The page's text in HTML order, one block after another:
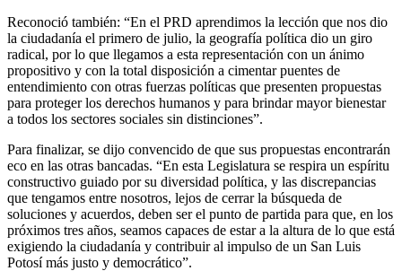
Reconoció también: “En el PRD aprendimos la lección que nos dio
la ciudadanía el primero de julio, la geografía política dio un giro
radical, por lo que llegamos a esta representación con un ánimo
propositivo y con la total disposición a cimentar puentes de
entendimiento con otras fuerzas políticas que presenten propuestas
para proteger los derechos humanos y para brindar mayor bienestar
a todos los sectores sociales sin distinciones”.
Para finalizar, se dijo convencido de que sus propuestas encontrarán
eco en las otras bancadas. “En esta Legislatura se respira un espíritu
constructivo guiado por su diversidad política, y las discrepancias
que tengamos entre nosotros, lejos de cerrar la búsqueda de
soluciones y acuerdos, deben ser el punto de partida para que, en los
próximos tres años, seamos capaces de estar a la altura de lo que está
exigiendo la ciudadanía y contribuir al impulso de un San Luis
Potosí más justo y democrático”.